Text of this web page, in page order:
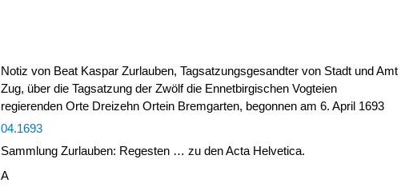
Notiz von Beat Kaspar Zurlauben, Tagsatzungsgesandter von Stadt und Amt
Zug, über die Tagsatzung der Zwölf die Ennetbirgischen Vogteien
regierenden Orte Dreizehn Ortein Bremgarten, begonnen am 6. April 1693
04.1693
Sammlung Zurlauben: Regesten … zu den Acta Helvetica.
A